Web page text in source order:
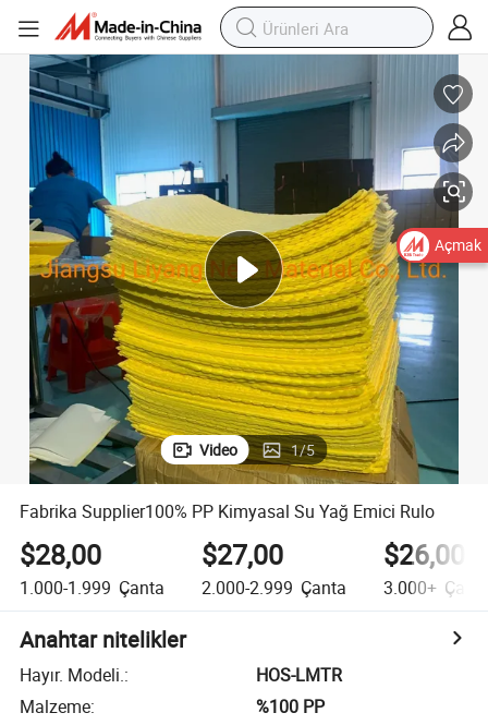
Video 1/5
Fabrika Supplier100% PP Kimyasal Su Yağ Emici Rulo
$28,00
1.000-1.999 Çanta
$27,00
2.000-2.999 Çanta
$26,00
3.000+
Anahtar nitelikler
Hayır. Modeli.:
HOS-LMTR
Malzeme:
%100 PP
Açmak